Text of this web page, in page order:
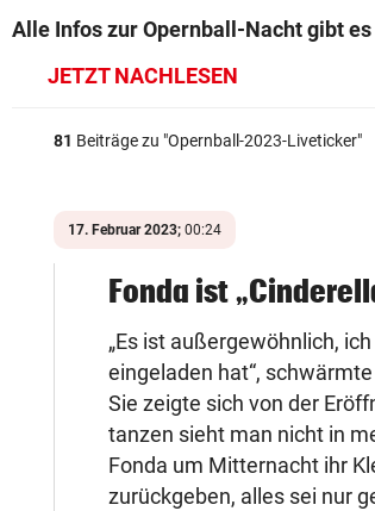
Alle Infos zur Opernball-Nacht gibt
JETZT NACHLESEN
81 Beiträge zu "Opernball-2023-Liveticker"
17. Februar 2023; 00:24
Fonda ist
„Es ist außergewöhnlich,
eingeladen hat“,
Sie zeigte sich von der
tanzen sieht man nicht in
Fonda um Mitternacht ihr
zurückgeben, alles sei nur